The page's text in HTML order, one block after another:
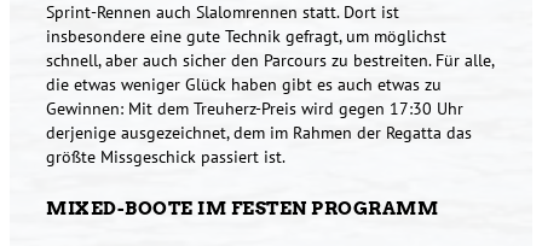
Sprint-Rennen auch Slalomrennen statt. Dort ist
insbesondere eine gute Technik gefragt, um möglichst
schnell, aber auch sicher den Parcours zu bestreiten. Für alle,
die etwas weniger Glück haben gibt es auch etwas zu
Gewinnen: Mit dem Treuherz-Preis wird gegen 17:30 Uhr
derjenige ausgezeichnet, dem im Rahmen der Regatta das
größte Missgeschick passiert ist.
MIXED-BOOTE IM FESTEN PROGRAMM